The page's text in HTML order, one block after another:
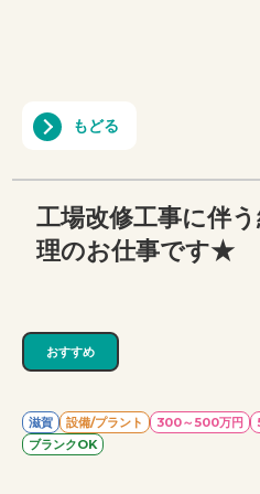
もどる
工場改修工事に伴
理のお仕事です★
おすすめ
滋賀 設備/プラント 300～500万円
ブランクOK